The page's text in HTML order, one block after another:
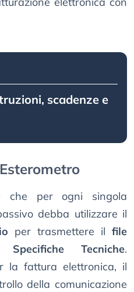
scadenze e
che per ogni singola
debba utilizzare il
per trasmettere il file
Specifiche Tecniche.
la fattura elettronica, il
della comunicazione